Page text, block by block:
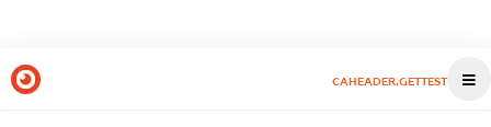
CAHEADER.GETTEST